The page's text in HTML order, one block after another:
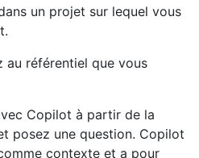
un projet sur lequel vous
au référentiel que vous
Copilot à partir de la
posez une question. Copilot
contexte et a pour